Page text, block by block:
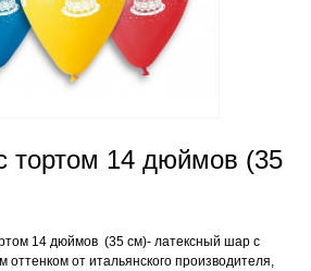
14 дюймов (35
14 дюймов (35 см)- латексный шар с
от итальянского производителя,